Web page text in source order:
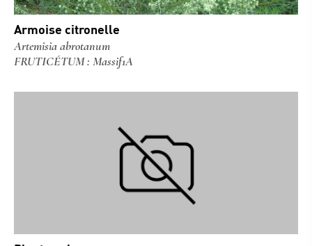
Armoise citronelle
Artemisia abrotanum
FRUTICÉTUM : Massif1A